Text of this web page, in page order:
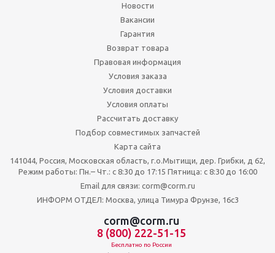
Новости
Вакансии
Гарантия
Возврат товара
Правовая информация
Условия заказа
Условия доставки
Условия оплаты
Рассчитать доставку
Подбор совместимых запчастей
Карта сайта
141044, Россия, Московская область, г.о.Мытищи, дер. Грибки, д 62,
Режим работы: Пн.– Чт.: с 8:30 до 17:15 Пятница: c 8:30 до 16:00
Email для связи: corm@corm.ru
ИНФОРМ ОТДЕЛ: Москва, улица Тимура Фрунзе, 16с3
corm@corm.ru
8 (800) 222-51-15
Бесплатно по России